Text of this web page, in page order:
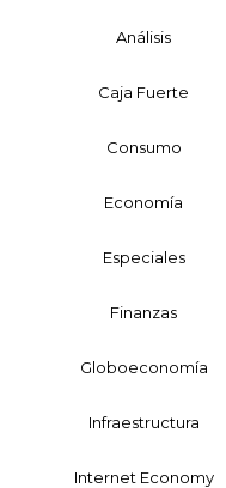
Análisis
Caja Fuerte
Consumo
Economía
Especiales
Finanzas
Globoeconomía
Infraestructura
Internet Economy